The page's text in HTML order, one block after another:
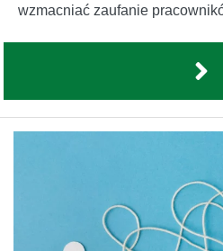
wzmacniać zaufanie